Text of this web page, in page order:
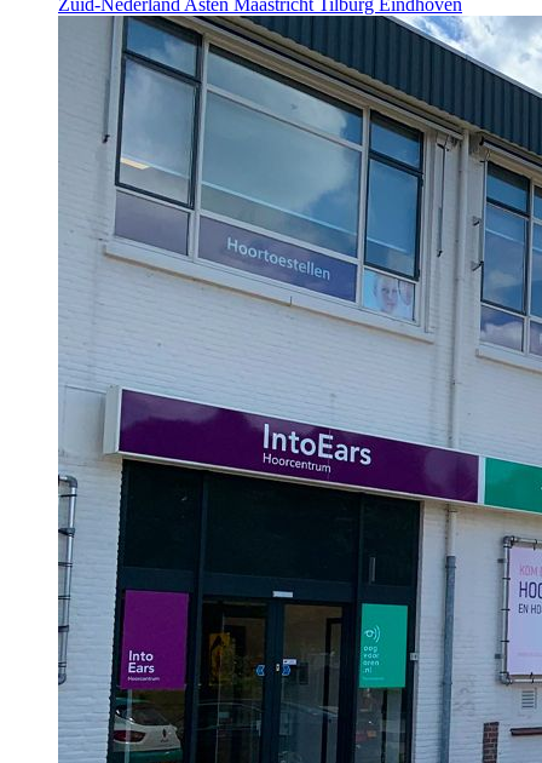
Zuid-Nederland Asten Maastricht Tilburg Eindhoven